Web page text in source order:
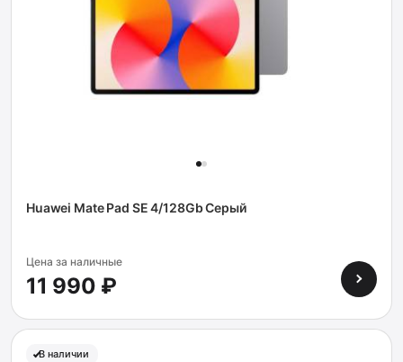
Huawei Mate Pad SE 4/128Gb Серый
Цена за наличные
11 990 ₽
В наличии